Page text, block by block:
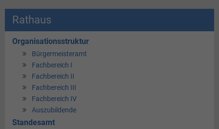
Rathaus
Organisationsstruktur
Bürgermeisteramt
Fachbereich I
Fachbereich II
Fachbereich III
Fachbereich IV
Auszubildende
Standesamt